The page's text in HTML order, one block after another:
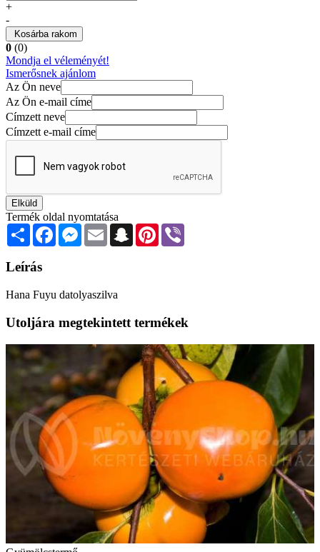
+
-
Kosárba rakom
0 (0)
Mondja el véleményét!
Ismerősnek ajánlom
Az Ön neve
Az Ön e-mail címe
Címzett neve
Címzett e-mail címe
Elküld
Termék oldal nyomtatása
Share FacebookMessenger
Email SnapchatPinterest
Leírás
Hana Fuyu datolyaszilva
Utoljára megtekintett termékek